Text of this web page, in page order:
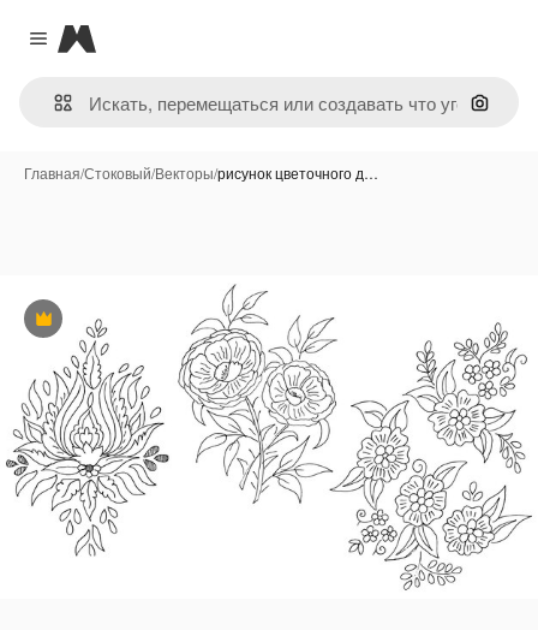
Close menu
Magnific
Поиск
Главная/Стоковый/Векторы/рисунок цветочного д…
Премиум